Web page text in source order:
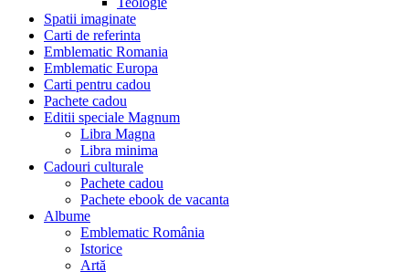
Spatii imaginate
Carti de referinta
Emblematic Romania
Emblematic Europa
Carti pentru cadou
Pachete cadou
Editii speciale Magnum
Libra Magna
Libra minima
Cadouri culturale
Pachete cadou
Pachete ebook de vacanta
Albume
Emblematic România
Istorice
Artă